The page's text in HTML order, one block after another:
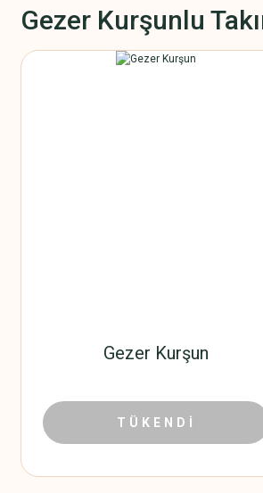
Gezer Kurşunlu
Gezer Kurşun
15,25 TL
TÜKENDİ